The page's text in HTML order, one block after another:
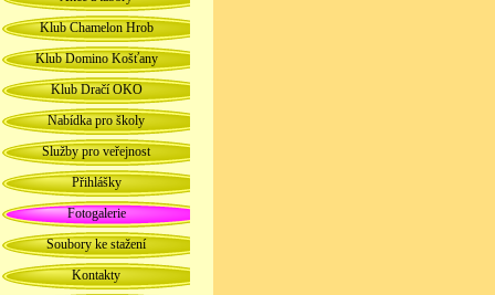
Klub Chamelon Hrob
Klub Domino Košťany
Klub Dračí OKO
Nabídka pro školy
Služby pro veřejnost
Přihlášky
Fotogalerie
Soubory ke stažení
Kontakty